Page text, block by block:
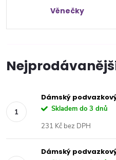
Věnečky
Dámský
Skladem do 3 dnů
231 Kč bez DPH
Dámský podvazkový